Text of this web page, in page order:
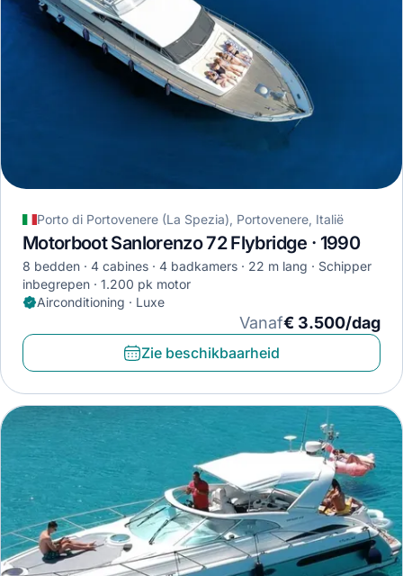
Porto di Portovenere (La Spezia), Portovenere, Italië
Motorboot Sanlorenzo 72 Flybridge · 1990
8 bedden 4 cabines 4 badkamers 22 m lang
Schipper
inbegrepen
1.200 pk motor
Airconditioning · Luxe
Vanaf€ 3.500/dag
Zie beschikbaarheid